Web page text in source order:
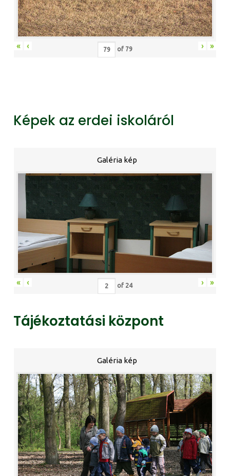
« ‹ of 79 › »
Képek az erdei iskoláról
Galéria kép
« ‹ of 24 › »
Tájékoztatási központ
Galéria kép